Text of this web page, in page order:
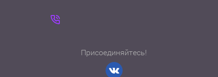
Присоединяйтесь!